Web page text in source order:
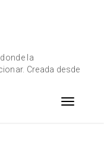
la
Creada desde
Toggle